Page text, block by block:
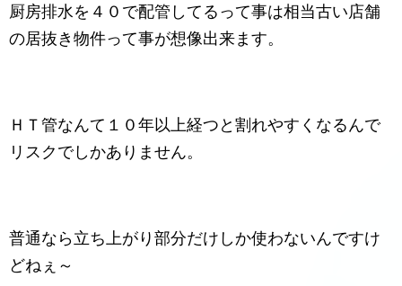
厨房排水を４０で配管してるって事は相当古い店舗
の居抜き物件って事が想像出来ます。
ＨＴ管なんて１０年以上経つと割れやすくなるんで
リスクでしかありません。
普通なら立ち上がり部分だけしか使わないんですけ
どねぇ～